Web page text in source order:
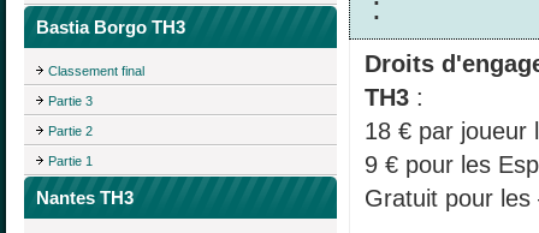
Bastia Borgo TH3
Classement final
Partie 3
Partie 2
Partie 1
Nantes TH3
Droits
TH3 :
18 € par joueur
9 € pour les
Gratuit pour les